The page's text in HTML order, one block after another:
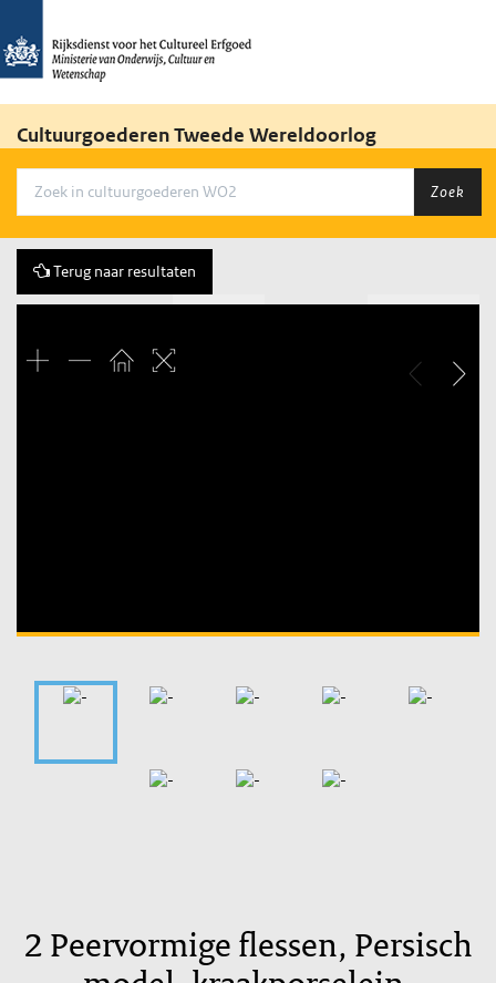
Cultuurgoederen Tweede Wereldoorlog
Zoek
Terug naar resultaten
2 Peervormige flessen, Persisch